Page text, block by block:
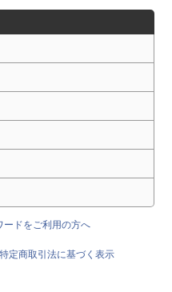
ードをご利用の方へ
特定商取引法に基づく表示